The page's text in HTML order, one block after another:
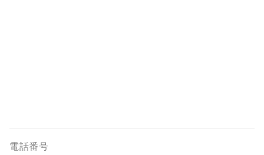
電話番号